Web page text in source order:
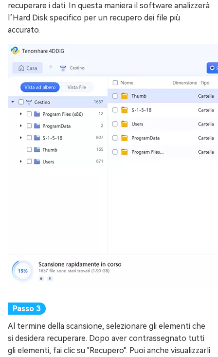
recuperare i dati. In questa maniera il software analizzerà
l’Hard Disk specifico per un recupero dei file più
accurato.
Al termine della scansione, selezionare gli elementi che
si desidera recuperare. Dopo aver contrassegnato tutti
gli elementi, fai clic su "Recupero". Puoi anche visualizzarli